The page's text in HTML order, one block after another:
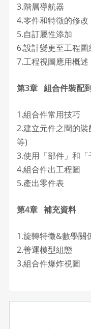
3.階層導航器
4.零件和特徵的修改
5.自訂屬性添加
6.設計變更至工程圖
7.工程視圖應用概述
第3章 組合件裝配
1.組合件常用技巧
2.建立元件之間的
等)
3.使用「部件」和
4.組合件出工程圖
5.產出零件表
第4章 補充資料
1.旋轉特徵&數學關
2.善運模型組態
3.組合件爆炸視圖